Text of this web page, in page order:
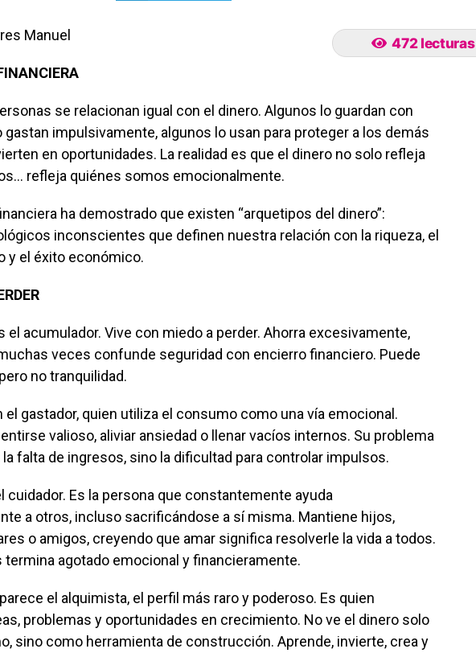
472 lecturas
Manuel
se relacionan igual con el dinero. Algunos lo guardan con
gastan impulsivamente, algunos lo usan para proteger a los demás
en oportunidades. La realidad es que el dinero no solo refleja
refleja quiénes somos emocionalmente.
ha demostrado que existen “arquetipos del dinero”:
inconscientes que definen nuestra relación con la riqueza, el
y el éxito económico.
el acumulador. Vive con miedo a perder. Ahorra excesivamente,
veces confunde seguridad con encierro financiero. Puede
no tranquilidad.
el gastador, quien utiliza el consumo como una vía emocional.
valioso, aliviar ansiedad o llenar vacíos internos. Su problema
falta de ingresos, sino la dificultad para controlar impulsos.
cuidador. Es la persona que constantemente ayuda
a otros, incluso sacrificándose a sí misma. Mantiene hijos,
o amigos, creyendo que amar significa resolverle la vida a todos.
termina agotado emocional y financieramente.
el alquimista, el perfil más raro y poderoso. Es quien
problemas y oportunidades en crecimiento. No ve el dinero solo
sino como herramienta de construcción. Aprende, invierte, crea y